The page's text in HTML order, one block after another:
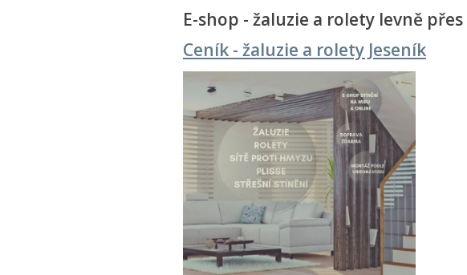
E-shop - žaluzie a rolety levně
Ceník - žaluzie a rolety Jeseník